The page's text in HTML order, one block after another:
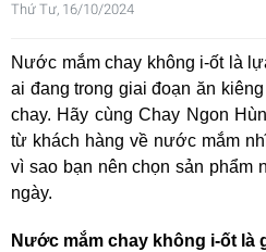
Thứ Tư, 16/10/2024
Nước mắm chay không i-ốt là
ai đang trong giai đoạn ăn
chay. Hãy cùng Chay Ngon
từ khách hàng về nước mắm
vì sao bạn nên chọn sản phẩm
ngày.
Nước mắm chay không i-ốt là